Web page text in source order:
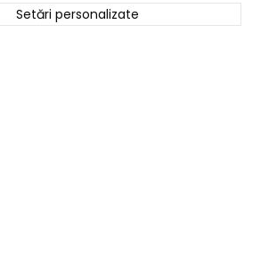
Setări personalizate